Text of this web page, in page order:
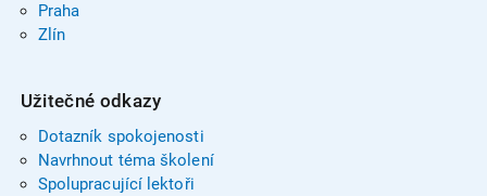
Praha
Zlín
Užitečné odkazy
Dotazník spokojenosti
Navrhnout téma školení
Spolupracující lektoři